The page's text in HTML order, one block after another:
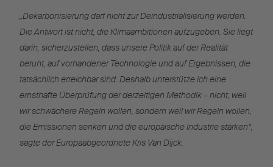
„Dekarbonisierung darf nicht zur Deindustrialisierung werden.
Die Antwort ist nicht, die Klimaambitionen aufzugeben. Sie liegt
darin, sicherzustellen, dass unsere Politik auf der Realität
beruht, auf vorhandener Technologie und auf Ergebnissen, die
tatsächlich erreichbar sind. Deshalb unterstütze ich eine
ernsthafte Überprüfung der derzeitigen Methodik – nicht, weil
wir schwächere Regeln wollen, sondern weil wir Regeln wollen,
die Emissionen senken und die europäische Industrie stärken“,
sagte der Europaabgeordnete Kris Van Dijck.